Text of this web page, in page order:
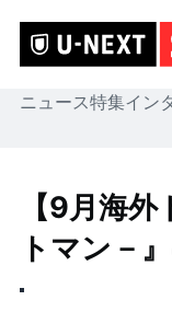
ニュース特集イン
【9月海
トマン－